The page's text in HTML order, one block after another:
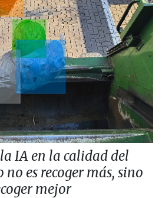
IA en la calidad del
no es recoger más, sino
mejor